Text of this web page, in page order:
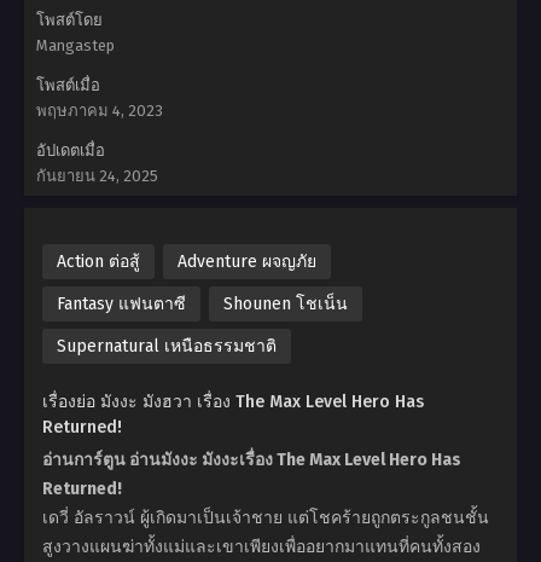
โพสต์โดย
Mangastep
โพสต์เมื่อ
พฤษภาคม 4, 2023
อัปเดตเมื่อ
กันยายน 24, 2025
Action ต่อสู้ Adventure ผจญภัย
Fantasy แฟนตาซี Shounen โชเน็น
Supernatural เหนือธรรมชาติ
เรื่องย่อ มังงะ มังฮวา เรื่อง The Max Level Hero Has
Returned!
อ่านการ์ตูน อ่านมังงะ มังงะเรื่อง The Max Level Hero Has
Returned!
เดวี่ อัลราวน์ ผู้เกิดมาเป็นเจ้าชาย แต่โชคร้ายถูกตระกูลชนชั้น
สูงวางแผนฆ่าทั้งแม่และเขาเพียงเพื่ออยากมาแทนที่คนทั้งสอง